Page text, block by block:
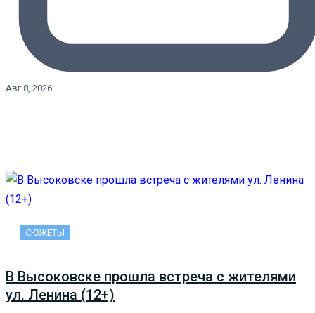
Авг 8, 2026
СЮЖЕТЫ
В Высоковске прошла встреча с жителями
ул. Ленина (12+)